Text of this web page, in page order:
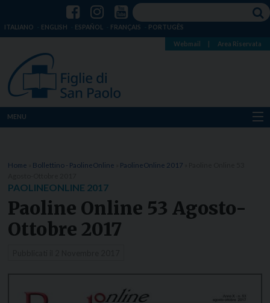
ITALIANO ENGLISH ESPAÑOL FRANÇAIS PORTUGÊS
Webmail Area Riservata
MENU
Dove siamo
Notizie
Risorse
Home Bollettino - PaolineOnline PaolineOnline 2017
PAOLINEONLINE 2017
Paoline Online 53 Agosto-
Ottobre 2017